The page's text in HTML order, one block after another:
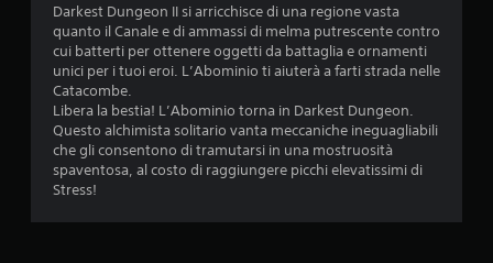
Darkest Dungeon II si arricchisce di una regione vasta
quanto il Canale e di ammassi di melma putrescente contro
cui batterti per ottenere oggetti da battaglia e ornamenti
unici per i tuoi eroi. L’Abominio ti aiuterà a farti strada nelle
Catacombe.
Libera la bestia! L’Abominio torna in Darkest Dungeon.
Questo alchimista solitario vanta meccaniche ineguagliabili
che gli consentono di tramutarsi in una mostruosità
spaventosa, al costo di raggiungere picchi elevatissimi di
Stress!